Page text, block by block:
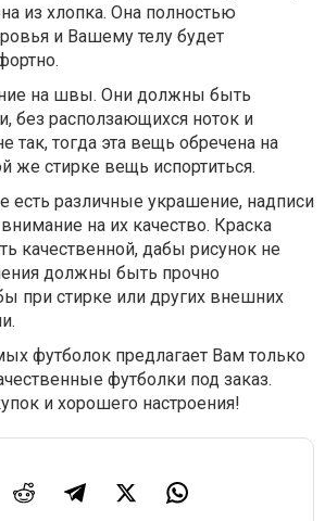
из хлопка. Она полностью
и Вашему телу будет
на швы. Они должны быть
без расползающихся ноток и
так, тогда эта вещь обречена на
же стирке вещь испортиться.
есть различные украшение, надписи
на их качество. Краска
качественной, дабы рисунок не
должны быть прочно
при стирке или других внешних
футболок предлагает Вам только
футболки под заказ.
и хорошего настроения!